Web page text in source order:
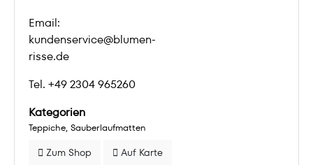
Email:
kundenservice@blumen-
risse.de
Tel. +49 2304 965260
Kategorien
Teppiche Sauberlaufmatten
Zum Shop Auf Karte